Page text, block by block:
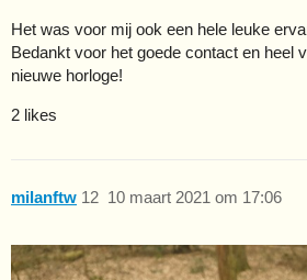
Het was voor mij ook een hele leuke
Bedankt voor het goede contact en heel
nieuwe horloge!
2 likes
milanftw 10 maart 2021 om 17:06
12